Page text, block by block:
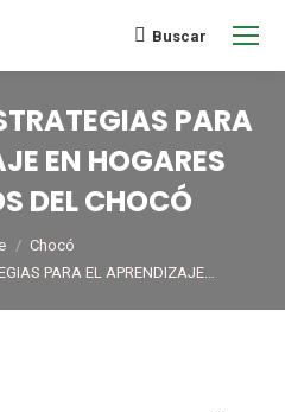
Buscar
PARA
EN HOGARES
DEL CHOCÓ
Chocó
PARA EL APRENDIZAJE…